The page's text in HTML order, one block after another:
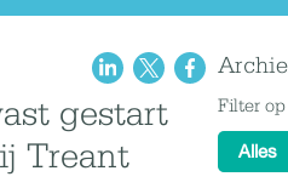
gestart
Treant
Filter
Alles